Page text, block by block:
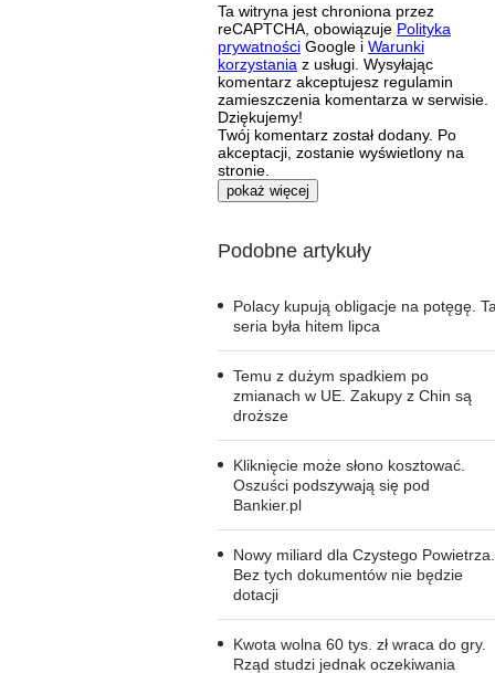
Ta witryna jest chroniona przez
reCAPTCHA, obowiązuje Polityka
prywatności Google i Warunki
korzystania z usługi. Wysyłając
komentarz akceptujesz regulamin
zamieszczenia komentarza w serwisie.
Dziękujemy!
Twój komentarz został dodany. Po
akceptacji, zostanie wyświetlony na
stronie.
pokaż więcej
Podobne artykuły
Polacy kupują obligacje na potęgę.
seria była hitem lipca
Temu z dużym spadkiem po
zmianach w UE. Zakupy z Chin są
droższe
Kliknięcie może słono kosztować.
Oszuści podszywają się pod
Bankier.pl
Nowy miliard dla Czystego Powietrza.
Bez tych dokumentów nie będzie
dotacji
Kwota wolna 60 tys. zł wraca do gry.
Rząd studzi jednak oczekiwania